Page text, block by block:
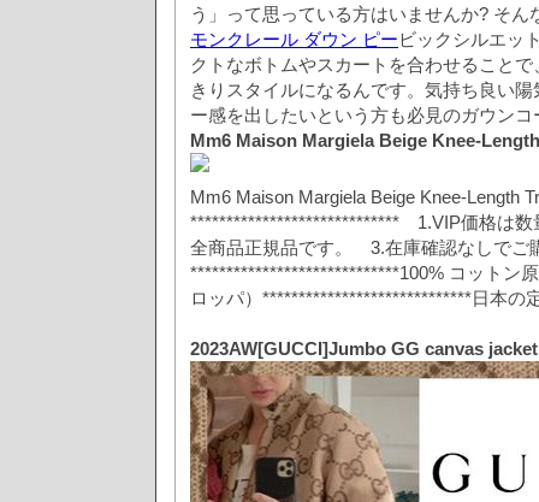
う」って思っている方はいませんか? そん
モンクレール ダウン ピービックシルエッ
クトなボトムやスカートを合わせること
きりスタイルになるんです。気持ち良い
ー感を出したいという方も必見のガウン
Mm6 Maison Margiela Beige Knee-
Mm6 Maison Margiela Beige Knee-Length
***************************** 1.VIP価格は
全商品正規品です。 3.在庫確認なしでご
*****************************100% コットン
ロッパ）*****************************日本の
2023AW[GUCCI]Jumbo GG canvas